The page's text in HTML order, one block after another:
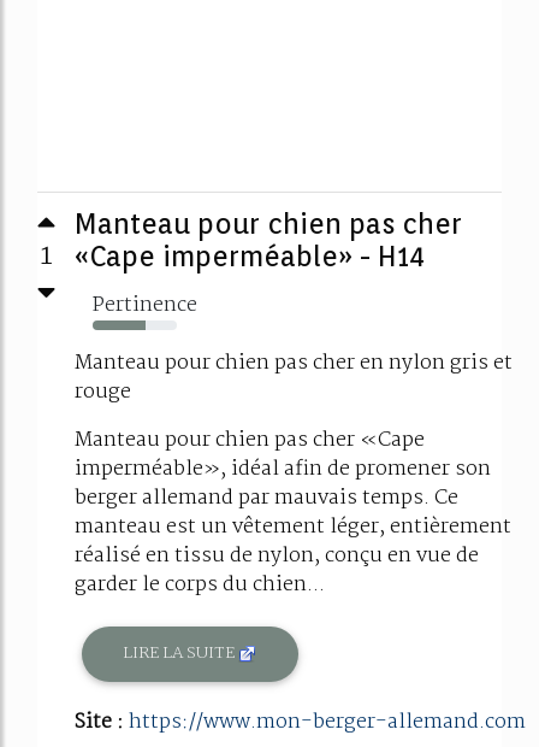
1
Manteau pour chien pas cher
«Cape imperméable» - H14
Pertinence
63%
Manteau pour chien pas cher en nylon gris et
rouge
Manteau pour chien pas cher «Cape
imperméable», idéal afin de promener son
berger allemand par mauvais temps. Ce
manteau est un vêtement léger, entièrement
réalisé en tissu de nylon, conçu en vue de
garder le corps du chien...
LIRE LA SUITE
Site : https://www.mon-berger-allemand.com